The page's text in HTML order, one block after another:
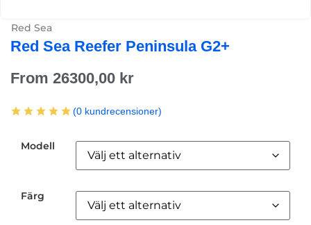
Red Sea
Red Sea Reefer Peninsula G2+
From 26300,00 kr
(0 kundrecensioner)
Modell
Färg